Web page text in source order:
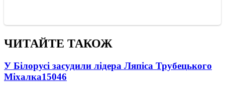
ЧИТАЙТЕ ТАКОЖ
У Білорусі засудили лідера Ляпіса Трубецького
Міхалка15046